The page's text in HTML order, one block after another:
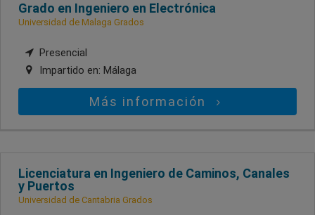
Grado en Ingeniero en Electrónica
Universidad de Malaga Grados
Presencial
Impartido en: Málaga
Más información
Licenciatura en Ingeniero de Caminos, Canales
y Puertos
Universidad de Cantabria Grados